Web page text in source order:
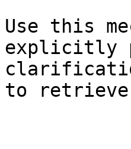
Use this
explicitly